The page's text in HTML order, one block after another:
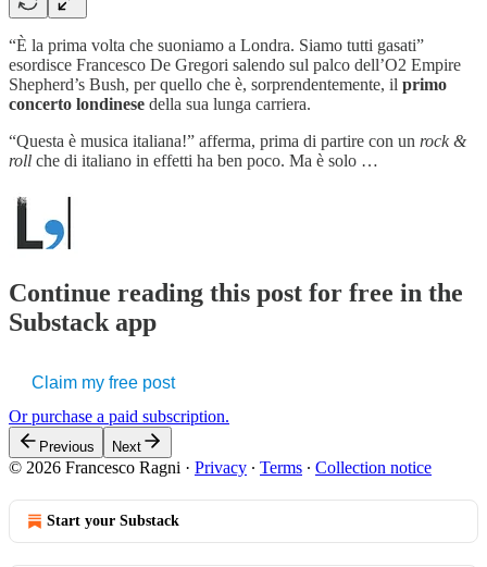
“È la prima volta che suoniamo a Londra. Siamo tutti gasati”
esordisce Francesco De Gregori salendo sul palco dell’O2 Empire
Shepherd’s Bush, per quello che è, sorprendentemente, il primo
concerto londinese della sua lunga carriera.
“Questa è musica italiana!” afferma, prima di partire con un rock &
roll che di italiano in effetti ha ben poco. Ma è solo …
Continue reading this post for free in the
Substack app
Claim my free post
Or purchase a paid subscription.
Previous Next
© 2026 Francesco Ragni · Privacy ∙ Terms ∙ Collection notice
Start your Substack